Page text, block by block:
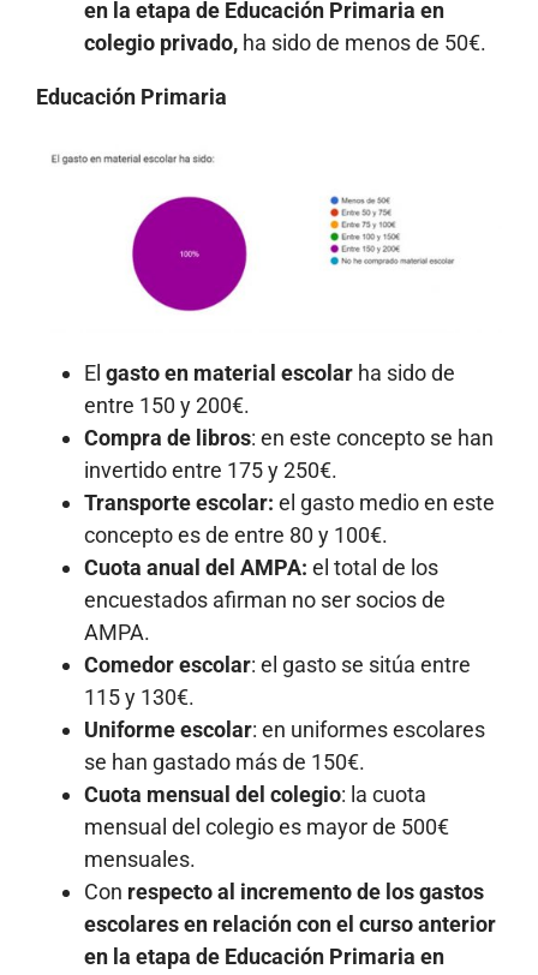
en la etapa de Educación Primaria en
colegio privado, ha sido de menos de 50€.
Educación Primaria
El gasto en material escolar ha sido de
entre 150 y 200€.
Compra de libros: en este concepto se han
invertido entre 175 y 250€.
Transporte escolar: el gasto medio en este
concepto es de entre 80 y 100€.
Cuota anual del AMPA: el total de los
encuestados afirman no ser socios de
AMPA.
Comedor escolar: el gasto se sitúa entre
115 y 130€.
Uniforme escolar: en uniformes escolares
se han gastado más de 150€.
Cuota mensual del colegio: la cuota
mensual del colegio es mayor de 500€
mensuales.
Con respecto al incremento de los gastos
escolares en relación con el curso anterior
en la etapa de Educación Primaria en